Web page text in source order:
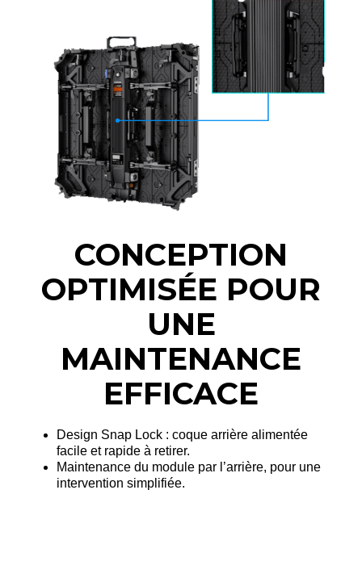
CONCEPTION
OPTIMISÉE POUR
UNE
MAINTENANCE
EFFICACE
Design Snap Lock : coque arrière alimentée
facile et rapide à retirer.
Maintenance du module par l’arrière, pour une
intervention simplifiée.